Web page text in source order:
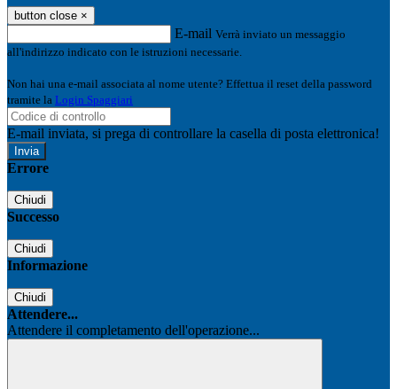
button close ×
E-mail Verrà inviato un messaggio
all'indirizzo indicato con le istruzioni necessarie.
Non hai una e-mail associata al nome utente? Effettua il reset della password
tramite la Login Spaggiari
E-mail inviata, si prega di controllare la casella di posta elettronica!
Errore
Chiudi
Successo
Chiudi
Informazione
Chiudi
Attendere...
Attendere il completamento dell'operazione...